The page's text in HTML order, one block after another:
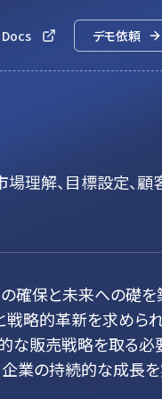
デモ依頼
理解、目標設定、顧
確保と未来への礎
略的革新を求めら
な販売戦略を取る必
業の持続的な成長